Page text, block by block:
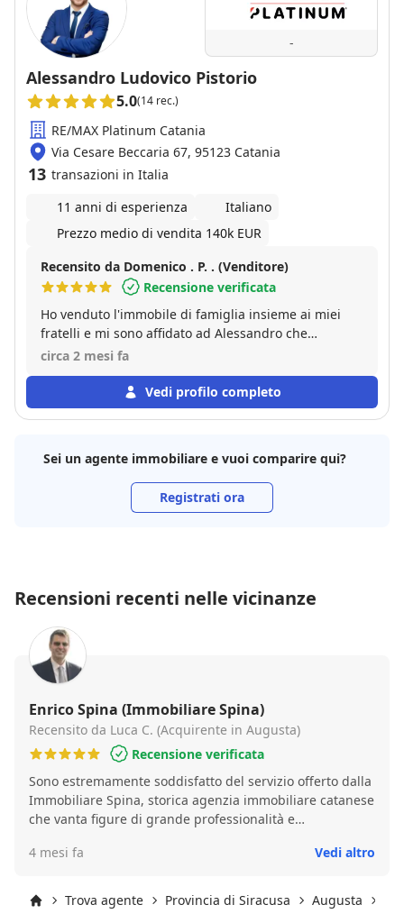
-
Alessandro Ludovico Pistorio
5.0(14 rec.)
RE/MAX Platinum Catania
Via Cesare Beccaria 67, 95123 Catania
13 transazioni in Italia
11 anni di esperienza
Italiano
Prezzo medio di vendita 140k EUR
Recensito da Domenico . P. . (Venditore)
Recensione verificata
Ho venduto l'immobile di famiglia insieme ai miei
fratelli e mi sono affidato ad Alessandro che
conoscevo già per altre vendite. È un professionista
della trattativa. Disponibile nei confronti sia del
venditore che dell'acquirente. Ha concluso la
circa 2 mesi fa
Vedi profilo completo
Sei un agente immobiliare e vuoi comparire qui?
Registrati ora
Recensioni recenti nelle vicinanze
Enrico Spina (Immobiliare Spina)
Recensito da Luca C. (Acquirente in Augusta)
Recensione verificata
Sono estremamente soddisfatto del servizio offerto dalla
Immobiliare Spina, storica agenzia immobiliare catanese
che vanta figure di grande professionalità e
allo stato rustico, mi hanno seguito passo dopo passo,
decisioni giuste. La loro conoscenza del mercato e la loro
esperienza sono state fondamentali per me. Ora, nella
4 mesi fa Vedi altro
Trova agente Provincia di Siracusa Augusta